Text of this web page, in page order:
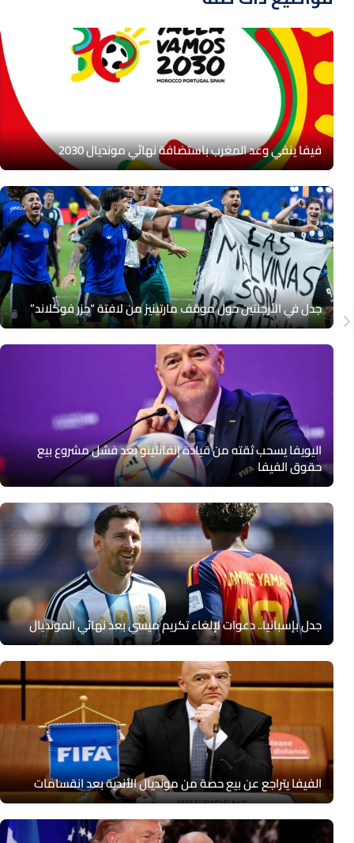
فيفا ينفي وعد المغرب باستضافة نهائي مونديال 2030
جدل في الأرجنتين حول موقف مارتينيز من لافتة “جزر فوكلاند”
اليويفا يسحب ثقته من قيادة إنفانتينو بعد فشل مشروع بيع
حقوق الفيفا
جدل بإسبانيا.. دعوات لإلغاء تكريم ميسي بعد نهائي المونديال
الفيفا يتراجع عن بيع حصة من مونديال الأندية بعد انقسامات